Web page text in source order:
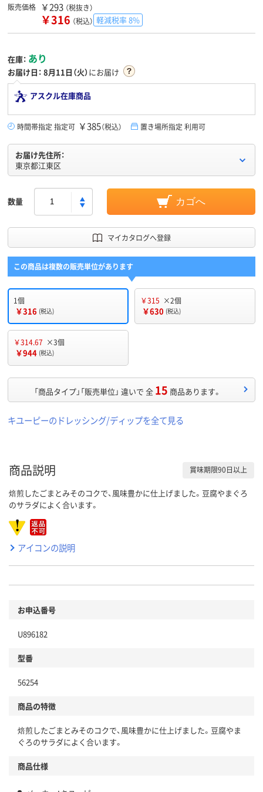
販売価格 ￥293 （税抜き）
￥316 （税込） 軽減税率 8%
在庫： あり
お届け日： 8月11日（火）にお届け
アスクル在庫商品
時間帯指定 指定可 ￥385（税込） 置き場所指定 利用可
お届け先住所：
東京都江東区
数量 カゴへ
マイカタログへ登録
この商品は複数の販売単位があります
1個
￥316 (税込)
￥315 ×2個
￥630 (税込)
￥314.67 ×3個
￥944 (税込)
「商品タイプ」「販売単位」 違いで 全 15 商品あります。
キユーピーのドレッシング/ディップを全て見る
商品説明 賞味期限90日以上
焙煎したごまとみそのコクで、風味豊かに仕上げました。豆腐やまぐろ
のサラダによく合います。
アイコンの説明
お申込番号
U896182
型番
56254
商品の特徴
焙煎したごまとみそのコクで、風味豊かに仕上げました。豆腐やま
ぐろのサラダによく合います。
商品仕様